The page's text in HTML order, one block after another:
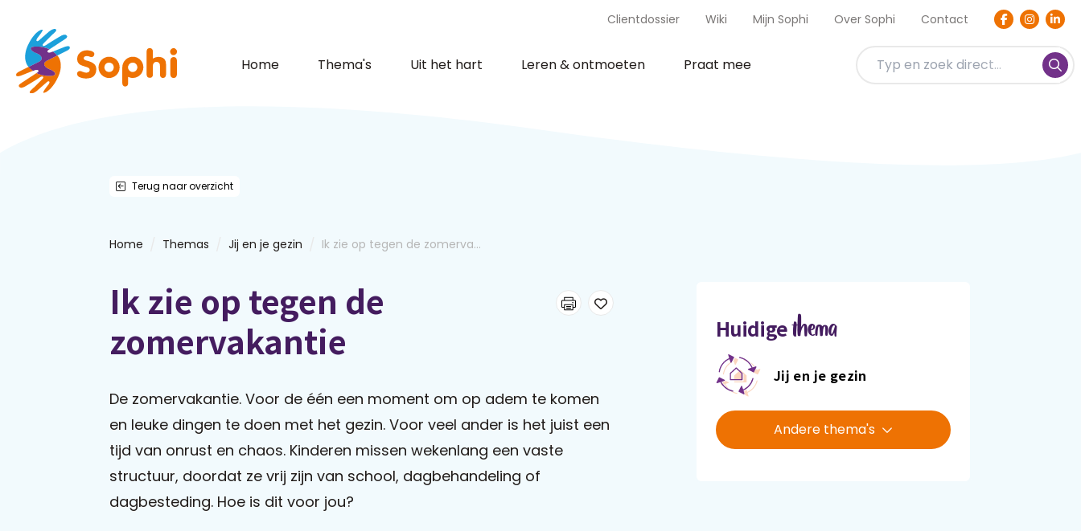
Clientdossier Wiki Mijn Sophi Over Sophi Contact
Home Thema's Uit het hart Leren & ontmoeten Praat mee
Terug naar overzicht
Home Themas Jij en je gezin Ik zie op tegen de zomerva...
Ik zie op tegen de
zomervakantie
De zomervakantie. Voor de één een moment om op adem te komen
en leuke dingen te doen met het gezin. Voor veel ander is het juist een
tijd van onrust en chaos. Kinderen missen wekenlang een vaste
structuur, doordat ze vrij zijn van school, dagbehandeling of
dagbesteding. Hoe is dit voor jou?
Huidigethema
Jij en je gezin
Andere thema's